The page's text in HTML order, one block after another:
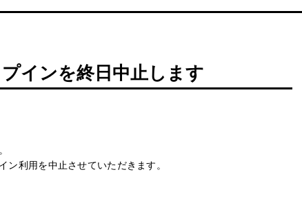
インを終日中止します
ン利用を中止させていただきます。